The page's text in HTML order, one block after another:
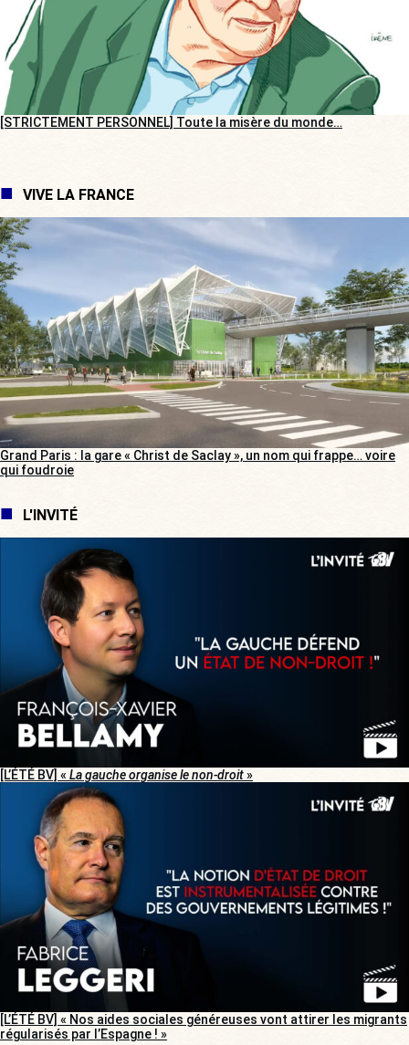
[STRICTEMENT PERSONNEL] Toute la misère du monde…
VIVE LA FRANCE
Grand Paris : la gare « Christ de Saclay », un nom qui frappe… voire
qui foudroie
L'INVITÉ
[L’ÉTÉ BV] « La gauche organise le non-droit»
[L’ÉTÉ BV] « Nos aides sociales généreuses vont attirer les migrants
régularisés par l’Espagne ! »